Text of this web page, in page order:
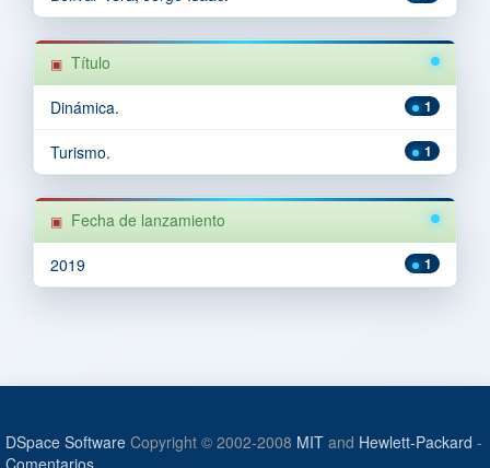
Título
1
Dinámica.
1
Turismo.
Fecha de lanzamiento
1
2019
DSpace Software Copyright © 2002-2008 MIT and Hewlett-Packard -
Comentarios